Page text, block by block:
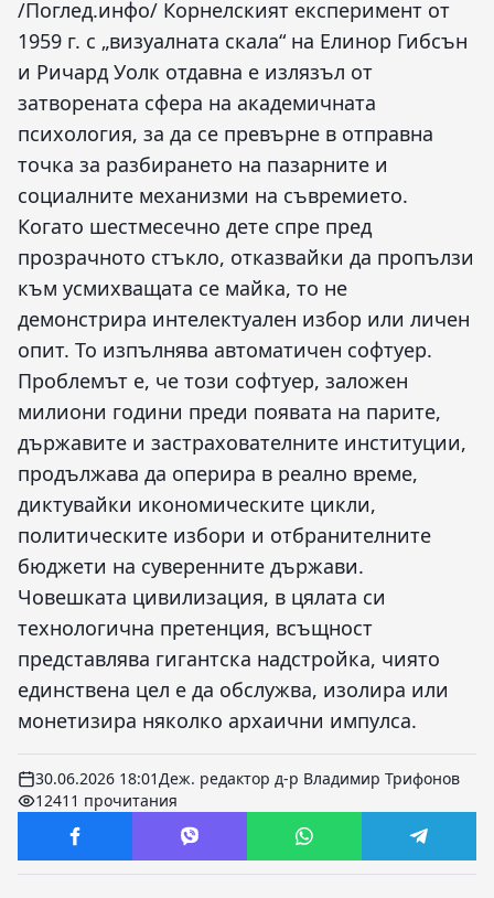
/Поглед.инфо/ Корнелският експеримент от
1959 г. с „визуалната скала“ на Елинор Гибсън
и Ричард Уолк отдавна е излязъл от
затворената сфера на академичната
психология, за да се превърне в отправна
точка за разбирането на пазарните и
социалните механизми на съвремието.
Когато шестмесечно дете спре пред
прозрачното стъкло, отказвайки да пропълзи
към усмихващата се майка, то не
демонстрира интелектуален избор или личен
опит. То изпълнява автоматичен софтуер.
Проблемът е, че този софтуер, заложен
милиони години преди появата на парите,
държавите и застрахователните институции,
продължава да оперира в реално време,
диктувайки икономическите цикли,
политическите избори и отбранителните
бюджети на суверенните държави.
Човешката цивилизация, в цялата си
технологична претенция, всъщност
представлява гигантска надстройка, чиято
единствена цел е да обслужва, изолира или
монетизира няколко архаични импулса.
30.06.2026 18:01Деж. редактор д-р Владимир Трифонов
12411 прочитания